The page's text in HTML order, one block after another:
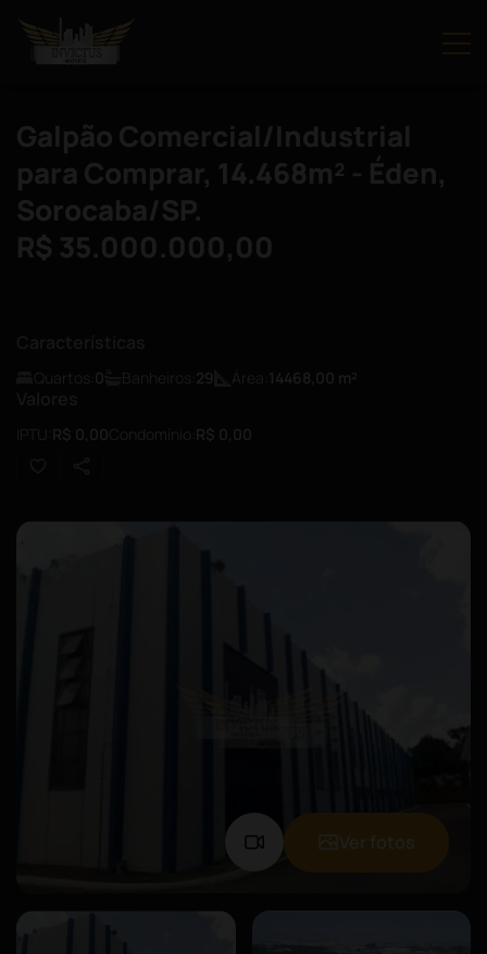
Galpão Comercial/Industrial
para Comprar, 14.468m² - Éden,
Sorocaba/SP.
R$ 35.000.000,00
0 29 14468,00 m²
R$ 0,00 R$ 0,00
Ver fotos